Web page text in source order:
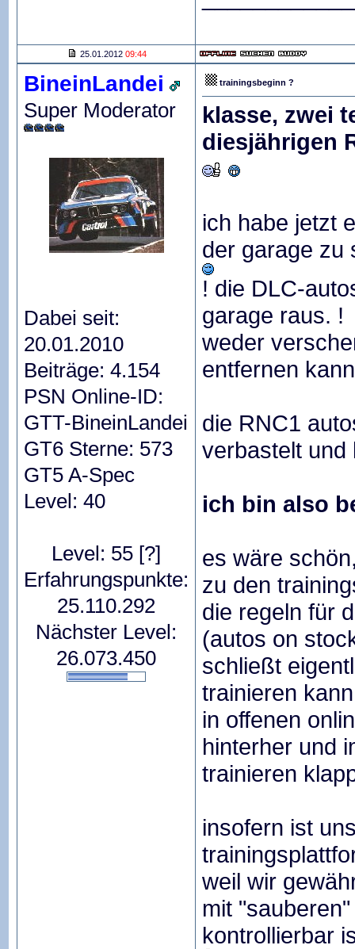
25.01.2012 09:44
BineinLandei
Super Moderator
Dabei seit:
20.01.2010
Beiträge: 4.154
PSN Online-ID:
GTT-BineinLandei
GT6 Sterne: 573
GT5 A-Spec
Level: 40
Level: 55 [?]
Erfahrungspunkte:
25.110.292
Nächster Level:
26.073.450
trainingsbeginn ?
klasse, zwei
diesjährigen
ich habe jetzt
der garage zu
! die DLC-
garage raus. !
weder
entfernen
die RNC1
verbastelt und
ich bin also
es wäre
zu den
die regeln für
(autos on
schließt
trainieren
in offenen
hinterher und
trainieren
insofern ist
weil wir
mit
kontrollierbar